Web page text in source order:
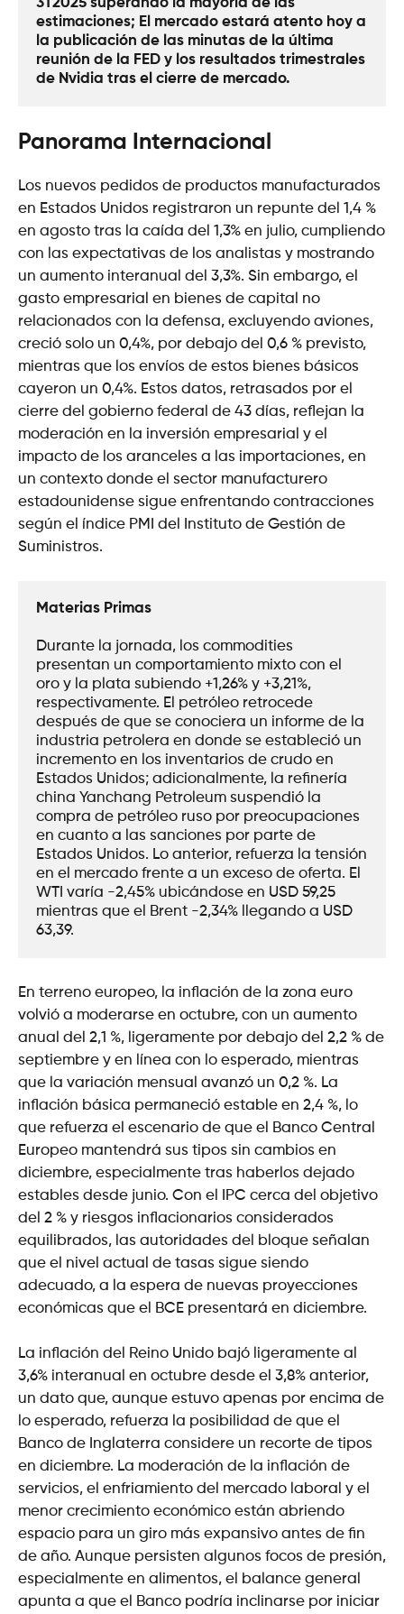
3T2025 superando la mayoría de las
estimaciones; El mercado estará atento hoy a
la publicación de las minutas de la última
reunión de la FED y los resultados trimestrales
de Nvidia tras el cierre de mercado.
Panorama Internacional
Los nuevos pedidos de productos manufacturados
en Estados Unidos registraron un repunte del 1,4 %
en agosto tras la caída del 1,3% en julio, cumpliendo
con las expectativas de los analistas y mostrando
un aumento interanual del 3,3%. Sin embargo, el
gasto empresarial en bienes de capital no
relacionados con la defensa, excluyendo aviones,
creció solo un 0,4%, por debajo del 0,6 % previsto,
mientras que los envíos de estos bienes básicos
cayeron un 0,4%. Estos datos, retrasados por el
cierre del gobierno federal de 43 días, reflejan la
moderación en la inversión empresarial y el
impacto de los aranceles a las importaciones, en
un contexto donde el sector manufacturero
estadounidense sigue enfrentando contracciones
según el índice PMI del Instituto de Gestión de
Suministros.
Materias Primas
Durante la jornada, los commodities
presentan un comportamiento mixto con el
oro y la plata subiendo +1,26% y +3,21%,
respectivamente. El petróleo retrocede
después de que se conociera un informe de la
industria petrolera en donde se estableció un
incremento en los inventarios de crudo en
Estados Unidos; adicionalmente, la refinería
china Yanchang Petroleum suspendió la
compra de petróleo ruso por preocupaciones
en cuanto a las sanciones por parte de
Estados Unidos. Lo anterior, refuerza la tensión
en el mercado frente a un exceso de oferta. El
WTI varía -2,45% ubicándose en USD 59,25
mientras que el Brent -2,34% llegando a USD
63,39.
En terreno europeo, la inflación de la zona euro
volvió a moderarse en octubre, con un aumento
anual del 2,1 %, ligeramente por debajo del 2,2 % de
septiembre y en línea con lo esperado, mientras
que la variación mensual avanzó un 0,2 %. La
inflación básica permaneció estable en 2,4 %, lo
que refuerza el escenario de que el Banco Central
Europeo mantendrá sus tipos sin cambios en
diciembre, especialmente tras haberlos dejado
estables desde junio. Con el IPC cerca del objetivo
del 2 % y riesgos inflacionarios considerados
equilibrados, las autoridades del bloque señalan
que el nivel actual de tasas sigue siendo
adecuado, a la espera de nuevas proyecciones
económicas que el BCE presentará en diciembre.
La inflación del Reino Unido bajó ligeramente al
3,6% interanual en octubre desde el 3,8% anterior,
un dato que, aunque estuvo apenas por encima de
lo esperado, refuerza la posibilidad de que el
Banco de Inglaterra considere un recorte de tipos
en diciembre. La moderación de la inflación de
servicios, el enfriamiento del mercado laboral y el
menor crecimiento económico están abriendo
espacio para un giro más expansivo antes de fin
de año. Aunque persisten algunos focos de presión,
especialmente en alimentos, el balance general
apunta a que el Banco podría inclinarse por iniciar